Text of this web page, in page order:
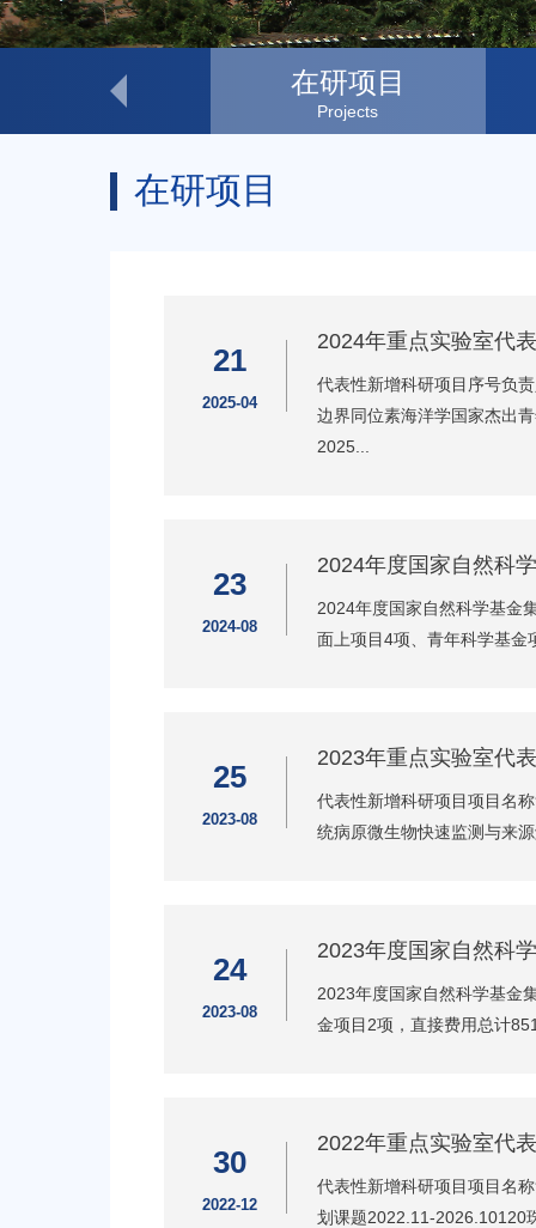
发表文章 在研项目
Projects
在研项目
21
2025-04
2024年重点实验室代
代表性新增科研项目序号负
边界同位素海洋学国家杰出
2025...
23
2024-08
2024年度国家自然科
2024年度国家自然科学基金
面上项目4项、青年科学基金
25
2023-08
2023年重点实验室代
代表性新增科研项目项目名
统病原微生物快速监测与来
24
2023-08
2023年度国家自然科
2023年度国家自然科学基金
金项目2项，直接费用总计
30
2022-12
2022年重点实验室代
代表性新增科研项目项目名
划课题2022.11-2026.10120